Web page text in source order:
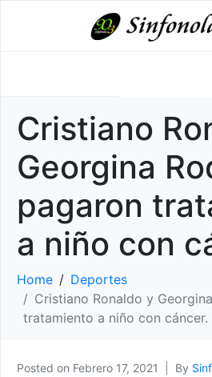
Cristiano
Georgina
pagaron
a niño con
Home
Deportes
Cristiano Ronaldo y
tratamiento a niño con cáncer.
Posted on Febrero 17, 2021 By